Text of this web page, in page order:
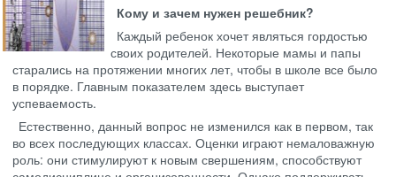
Кому и зачем нужен решебник?
Каждый ребенок хочет являться гордостью
своих родителей. Некоторые мамы и папы
старались на протяжении многих лет, чтобы в школе все было
в порядке. Главным показателем здесь выступает
успеваемость.
Естественно, данный вопрос не изменился как в первом, так
во всех последующих классах. Оценки играют немаловажную
роль: они стимулируют к новым свершениям, способствуют